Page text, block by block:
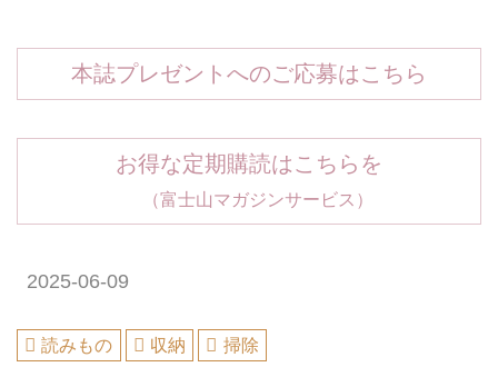
本誌プレゼントへのご応募はこちら
お得な定期購読はこちらを
（富士山マガジンサービス）
2025-06-09
読みもの 収納 掃除